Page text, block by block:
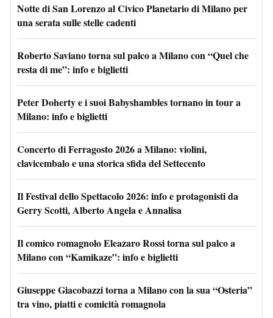
Notte di San Lorenzo al Civico Planetario di Milano per
una serata sulle stelle cadenti
Roberto Saviano torna sul palco a Milano con “Quel che
resta di me”: info e biglietti
Peter Doherty e i suoi Babyshambles tornano in tour a
Milano: info e biglietti
Concerto di Ferragosto 2026 a Milano: violini,
clavicembalo e una storica sfida del Settecento
Il Festival dello Spettacolo 2026: info e protagonisti da
Gerry Scotti, Alberto Angela e Annalisa
Il comico romagnolo Eleazaro Rossi torna sul palco a
Milano con “Kamikaze”: info e biglietti
Giuseppe Giacobazzi torna a Milano con la sua “Osteria”
tra vino, piatti e comicità romagnola